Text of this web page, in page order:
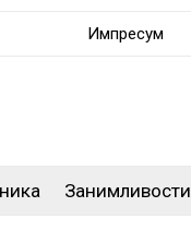
Импресум
Занимливости